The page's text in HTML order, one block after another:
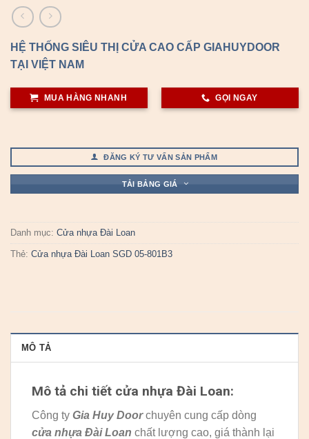
HỆ THỐNG SIÊU THỊ CỬA CAO CẤP GIAHUYDOOR
TẠI VIỆT NAM
MUA HÀNG NHANH GỌI NGAY
ĐĂNG KÝ TƯ VẤN SẢN PHẨM
TẢI BẢNG GIÁ
Danh mục: Cửa nhựa Đài Loan
Thẻ: Cửa nhựa Đài Loan SGD 05-801B3
MÔ TẢ
Mô tả chi tiết cửa nhựa Đài Loan:
Công ty Gia Huy Doorchuyên cung cấp dòng
cửa nhựa Đài Loan chất lượng cao, giá thành lại